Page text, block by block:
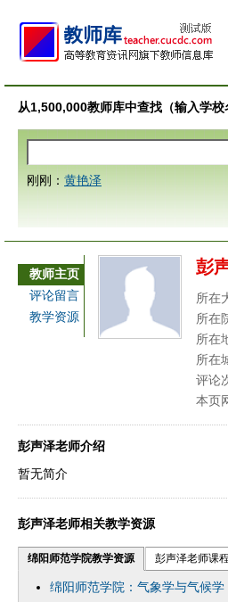
从1,500,000教师库中查找（输入学校
刚刚： 黄艳泽
教师主页
评论留言
教学资源
彭
所在
所在
所在
所在
评论
本页
彭声泽老师介绍
暂无简介
彭声泽老师相关教学资源
绵阳师范学院教学资源 彭声泽老师课
绵阳师范学院：气象学与气候学